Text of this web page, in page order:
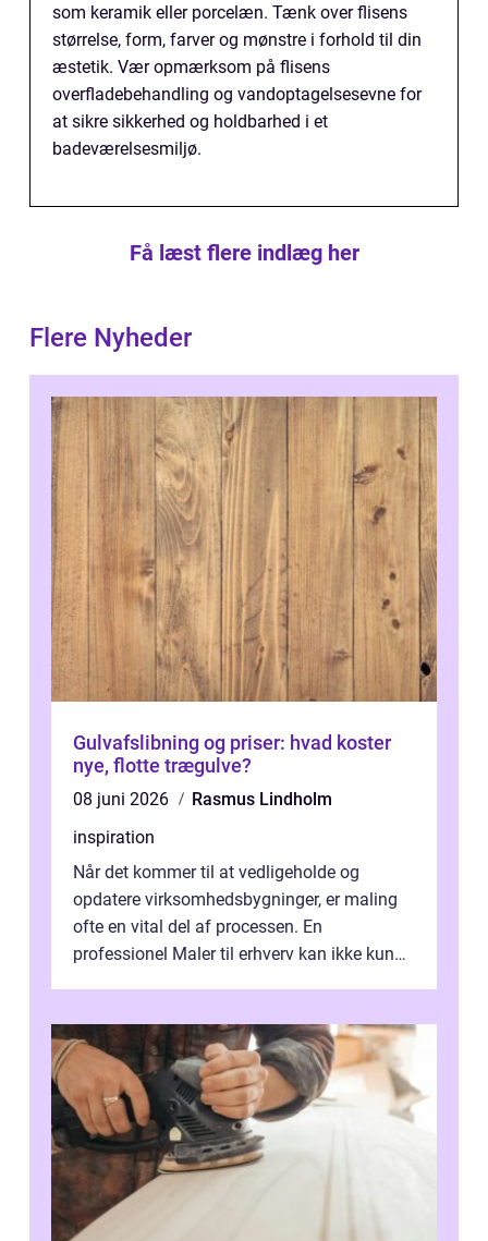
som keramik eller porcelæn. Tænk over flisens
størrelse, form, farver og mønstre i forhold til din
æstetik. Vær opmærksom på flisens
overfladebehandling og vandoptagelsesevne for
at sikre sikkerhed og holdbarhed i et
badeværelsesmiljø.
Få læst flere indlæg her
Flere Nyheder
Gulvafslibning og priser: hvad koster
nye, flotte trægulve?
08 juni 2026
Rasmus Lindholm
inspiration
Når det kommer til at vedligeholde og
opdatere virksomhedsbygninger, er maling
ofte en vital del af processen. En
professionel Maler til erhverv kan ikke kun